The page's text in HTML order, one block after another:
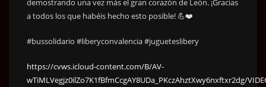
a todos los que habéis hecho esto posible! 💪❤️
#bussolidario #liberyconvalencia #jugueteslibery
https://cvws.icloud-content.com/B/AV-
wTiMLVegjz0ilZo7K1fBfmCcgAY8UDa_PKczAhztXwy6nxftxr2dg/